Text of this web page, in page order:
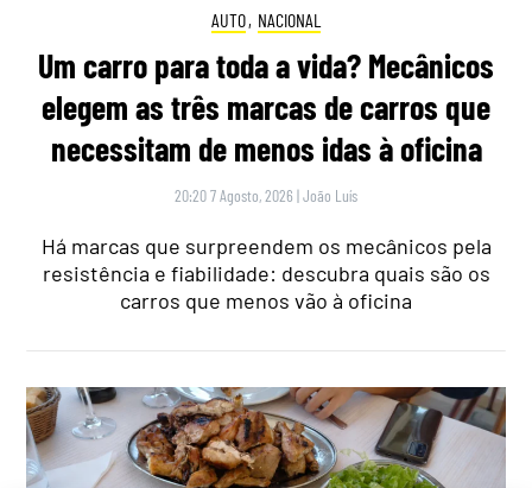
AUTO, NACIONAL
Um carro para toda a vida? Mecânicos
elegem as três marcas de carros que
necessitam de menos idas à oficina
20:20 7 Agosto, 2026 |João Luís
Há marcas que surpreendem os mecânicos pela
resistência e fiabilidade: descubra quais são os
carros que menos vão à oficina